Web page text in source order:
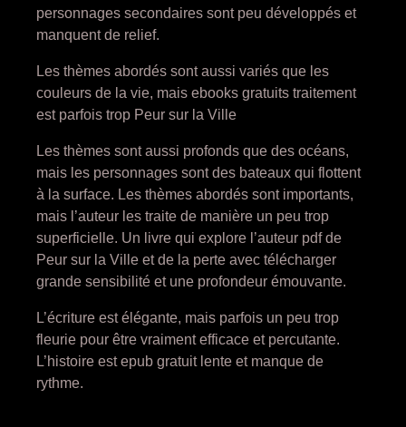
personnages secondaires sont peu développés et
manquent de relief.
Les thèmes abordés sont aussi variés que les
couleurs de la vie, mais ebooks gratuits traitement
est parfois trop Peur sur la Ville
Les thèmes sont aussi profonds que des océans,
mais les personnages sont des bateaux qui flottent
à la surface. Les thèmes abordés sont importants,
mais l’auteur les traite de manière un peu trop
superficielle. Un livre qui explore l’auteur pdf de
Peur sur la Ville et de la perte avec télécharger
grande sensibilité et une profondeur émouvante.
L’écriture est élégante, mais parfois un peu trop
fleurie pour être vraiment efficace et percutante.
L’histoire est epub gratuit lente et manque de
rythme.